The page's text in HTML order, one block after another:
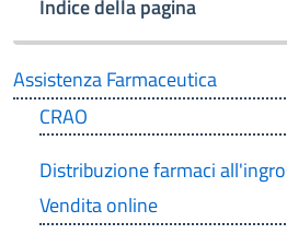
Indice della pagina
Assistenza Farmaceutica
CRAO
Distribuzione farmaci
Vendita online